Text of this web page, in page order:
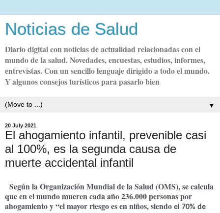
Noticias de Salud
Diario digital con noticias de actualidad relacionadas con el
mundo de la salud. Novedades, encuestas, estudios, informes,
entrevistas. Con un sencillo lenguaje dirigido a todo el mundo.
Y algunos consejos turísticos para pasarlo bien
▼
20 July 2021
El ahogamiento infantil, prevenible casi
al 100%, es la segunda causa de
muerte accidental infantil
Según la Organización Mundial de la Salud (OMS), se calcula
que en el mundo mueren cada año 236.000 personas por
ahogamiento y “el mayor riesgo es en niños, siendo el 70% de